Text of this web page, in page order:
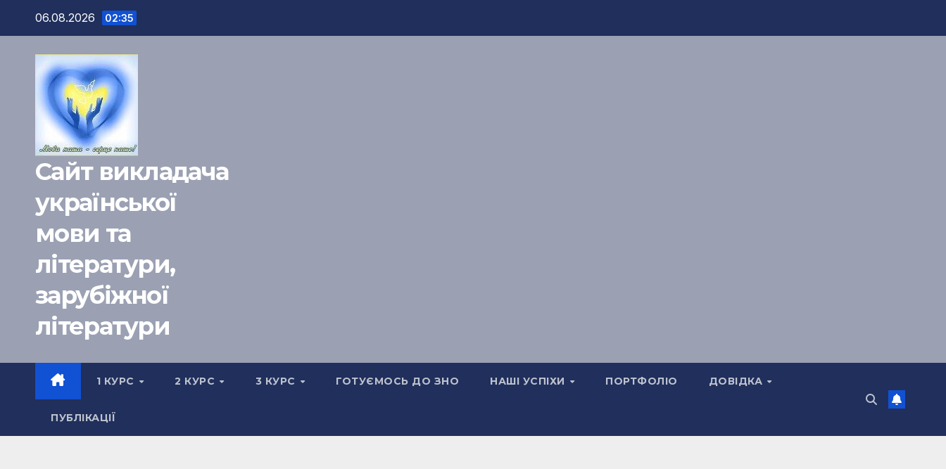
Перейти
содержимому
06.08.2026 02:35
Сайт викладача
української
мови та
літератури,
зарубіжної
літератури
1 КУРС 2 КУРС 3 КУРС ГОТУЄМОСЬ ДО ЗНО НАШІ УСПІХИ ПОРТФОЛІО ДОВІДКА
ПУБЛІКАЦІЇ